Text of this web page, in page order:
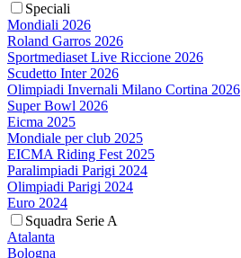
Speciali
Mondiali 2026
Roland Garros 2026
Sportmediaset Live Riccione 2026
Scudetto Inter 2026
Olimpiadi Invernali Milano Cortina 2026
Super Bowl 2026
Eicma 2025
Mondiale per club 2025
EICMA Riding Fest 2025
Paralimpiadi Parigi 2024
Olimpiadi Parigi 2024
Euro 2024
Squadra Serie A
Atalanta
Bologna